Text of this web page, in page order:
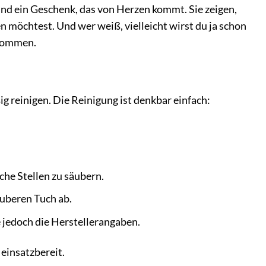
ein Geschenk, das von Herzen kommt. Sie zeigen,
möchtest. Und wer weiß, vielleicht wirst du ja schon
reinigen. Die Reinigung ist denkbar einfach:
Stellen zu säubern.
Tuch ab.
die Herstellerangaben.